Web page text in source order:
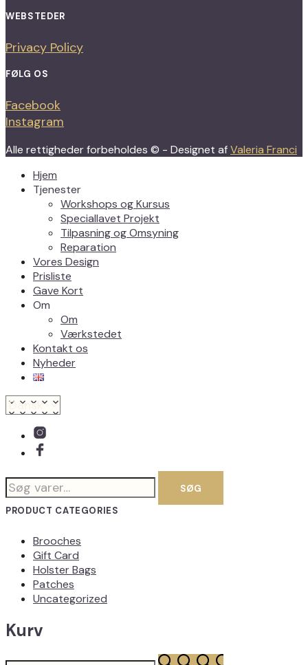
WEBSTEDER
Privacy Policy
FØLG OS
Facebook
Instagram
Alle rettigheder forbeholdes © - Designet afValeria Franci
Hjem
Tjenester
Workshops og Kursus
Speciallavet Projekt
Tilpasning og Omsyning
Reparation
Vores Design
Prisliste
Gave Kort
Om
Om
Værkstedet
Kontakt os
Nyheder
Søg
efter:
SØG
PRODUCT CATEGORIES
Brooches
Gift Card
Holster Bags
Patches
Uncategorized
Kurv
Søg